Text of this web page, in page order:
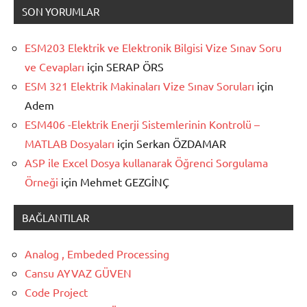
SON YORUMLAR
ESM203 Elektrik ve Elektronik Bilgisi Vize Sınav Soru
ve Cevapları için SERAP ÖRS
ESM 321 Elektrik Makinaları Vize Sınav Soruları için
Adem
ESM406 -Elektrik Enerji Sistemlerinin Kontrolü –
MATLAB Dosyaları için Serkan ÖZDAMAR
ASP ile Excel Dosya kullanarak Öğrenci Sorgulama
Örneği için Mehmet GEZGİNÇ
BAĞLANTILAR
Analog , Embeded Processing
Cansu AYVAZ GÜVEN
Code Project